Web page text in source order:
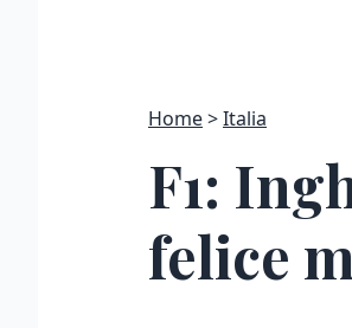
Home Italia
F1:
felice